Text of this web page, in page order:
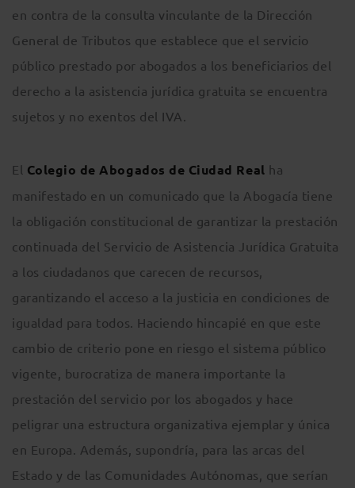
en contra de la consulta vinculante de la Dirección
General de Tributos que establece que el servicio
público prestado por abogados a los beneficiarios del
derecho a la asistencia jurídica gratuita se encuentra
sujetos y no exentos del IVA.
El Colegio de Abogados de Ciudad Real ha
manifestado en un comunicado que la Abogacía tiene
la obligación constitucional de garantizar la prestación
continuada del Servicio de Asistencia Jurídica Gratuita
a los ciudadanos que carecen de recursos,
garantizando el acceso a la justicia en condiciones de
igualdad para todos. Haciendo hincapié en que este
cambio de criterio pone en riesgo el sistema público
vigente, burocratiza de manera importante la
prestación del servicio por los abogados y hace
peligrar una estructura organizativa ejemplar y única
en Europa. Además, supondría, para las arcas del
Estado y de las Comunidades Autónomas, que serían